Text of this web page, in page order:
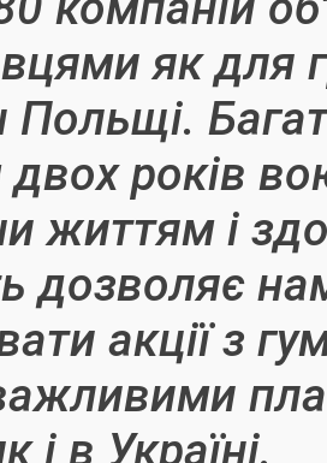
як для
двох років
життям і
дозволяє
акції з
і в Україні.